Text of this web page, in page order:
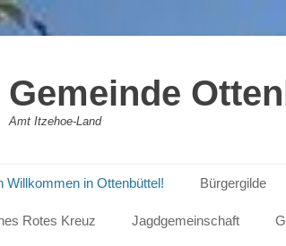
Gemeinde
Amt Itzehoe-Land
Menü
Willkommen in Ottenbüttel! Bürgergilde
Rotes Kreuz Jagdgemeinschaft